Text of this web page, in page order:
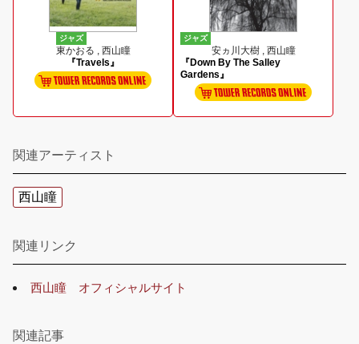
ジャズ
東かおる , 西山瞳
『Travels』
ジャズ
安ヵ川大樹 , 西山瞳
『Down By The Salley
Gardens』
関連アーティスト
西山瞳
関連リンク
西山瞳 オフィシャルサイト
関連記事